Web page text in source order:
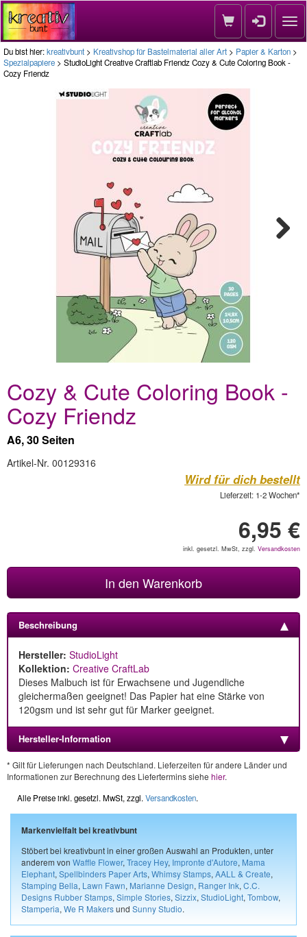
Du bist hier:kreativbunt > Kreativshop für Bastelmaterial aller Art > Papier & Karton >
Spezialpapiere > StudioLight Creative Craftlab Friendz Cozy & Cute Coloring Book -
Cozy Friendz
Cozy & Cute Coloring Book -
Cozy Friendz
A6, 30 Seiten
Artikel-Nr. 00129316
Wird für dich bestellt
Lieferzeit: 1-2 Wochen*
6,95 €
inkl. gesetzl. MwSt, zzgl. Versandkosten
In den Warenkorb
Beschreibung
Hersteller: StudioLight
Kollektion: Creative CraftLab
Dieses Malbuch ist für Erwachsene und Jugendliche
gleichermaßen geeignet! Das Papier hat eine Stärke von
120gsm und ist sehr gut für Marker geeignet.
Hersteller-Information
* Gilt für Lieferungen nach Deutschland. Lieferzeiten für andere Länder und
Informationen zur Berechnung des Liefertermins siehe hier.
Alle Preise inkl. gesetzl. MwSt, zzgl. Versandkosten.
Markenvielfalt bei kreativbunt
Stöbert bei kreativbunt in einer großen Auswahl an Produkten, unter
anderem von Waffle Flower, Tracey Hey, Impronte d'Autore, Mama
Elephant, Spellbinders Paper Arts, Whimsy Stamps, AALL & Create,
Stamping Bella, Lawn Fawn, Marianne Design, Ranger Ink, C.C.
Designs Rubber Stamps, Simple Stories, Sizzix, StudioLight, Tombow,
Stamperia, We R Makersund Sunny Studio.